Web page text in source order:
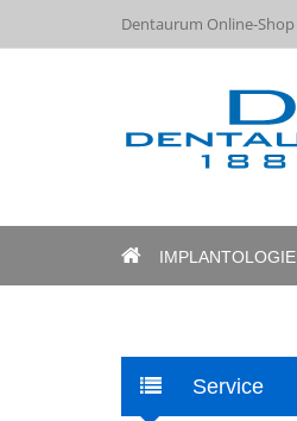
Dentaurum Online-Shop
IMPLANTOLOGIE
Service